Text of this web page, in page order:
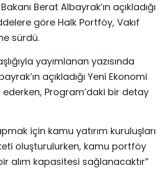
Berat Albayrak’ın açıkladığı
göre Halk Portföy, Vakıf
sürdü.
yayımlanan yazısında
açıkladığı Yeni Ekonomi
ederken, Program’daki bir detay
için kamu yatırım kuruluşları
oluşturulurken, kamu portföy
alım kapasitesi sağlanacaktır”